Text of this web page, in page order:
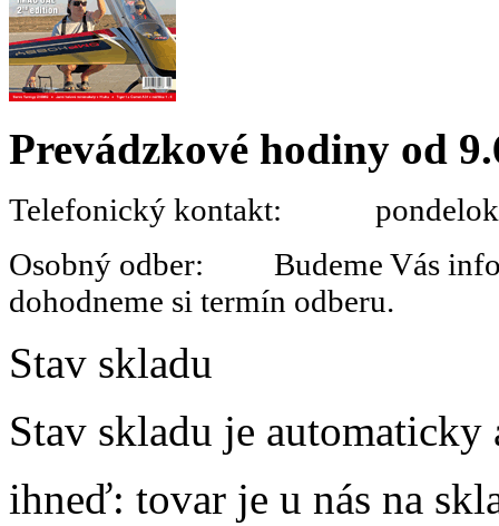
Prevádzkové hodiny od
Telefonický kontakt:
Osobný odber: Budeme Vás
dohodneme si termín odberu.
Stav skladu
Stav skladu je
ihneď: tovar je u nás na